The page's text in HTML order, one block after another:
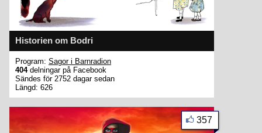
Historien om Bodri
Program: Sagor i Barnradion
404delningar på Facebook
Sändes för 2752 dagar sedan
Längd: 626
357